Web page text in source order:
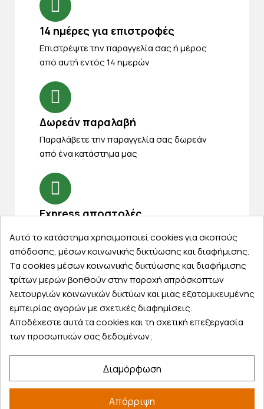
14 ημέρες για επιστροφές
Eπιστρέψτε την παραγγελία σας ή μέρος
από αυτή εντός 14 ημερών
Δωρεάν παραλαβή
Παραλάβετε την παραγγελία σας δωρεάν
από ένα κατάστημα μας
Express αποστολές
Κάντε σήμερα την παραγγελία σας και
παραλάβετε αύριο στην πόρτα σας
Εξυπηρέτηση πελατών
Λογαριασμός
Τα αγαπημένα μου
Τρόποι παραγγελίας
Τρόποι πληρωμής
Αυτό το κατάστημα χρησιμοποιεί cookies για σκοπούς
απόδοσης, μέσων κοινωνικής δικτύωσης και διαφήμισης.
Τα cookies μέσων κοινωνικής δικτύωσης και διαφήμισης
τρίτων μερών βοηθούν στην παροχή απρόσκοπτων
λειτουργιών κοινωνικών δικτύων και μιας εξατομικευμένης
εμπειρίας αγορών με σχετικές διαφημίσεις.
Αποδέχεστε αυτά τα cookies και τη σχετική επεξεργασία
των προσωπικών σας δεδομένων;
Διαμόρφωση
Απόρριψη